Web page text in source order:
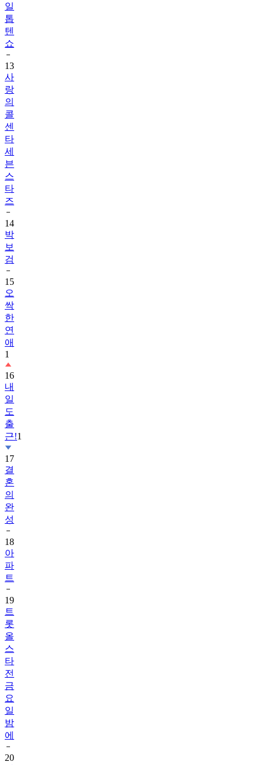
일
톱
텐
쇼
13
사
랑
의
콜
센
타
세
븐
스
타
즈
14
박
보
검
15
오
싹
한
연
애
1
16
내
일
도
출
근!1
17
결
혼
의
완
성
18
아
파
트
19
트
롯
올
스
타
전
금
요
일
밤
에
20